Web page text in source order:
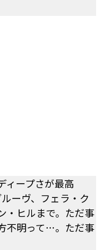
ィープさが最高
ーヴ、フェラ・ク
・ヒルまで。ただ事
不明って…。ただ事